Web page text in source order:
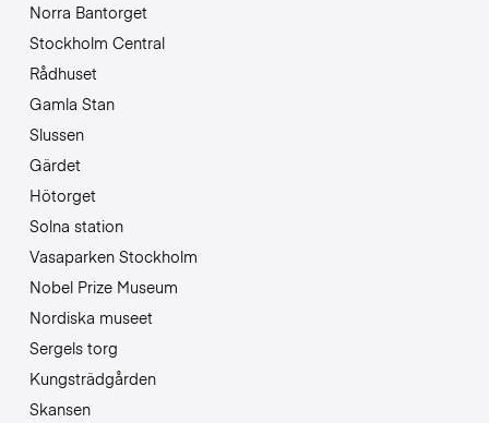
Norra Bantorget
Stockholm Central
Rådhuset
Gamla Stan
Slussen
Gärdet
Hötorget
Solna station
Vasaparken Stockholm
Nobel Prize Museum
Nordiska museet
Sergels torg
Kungsträdgården
Skansen